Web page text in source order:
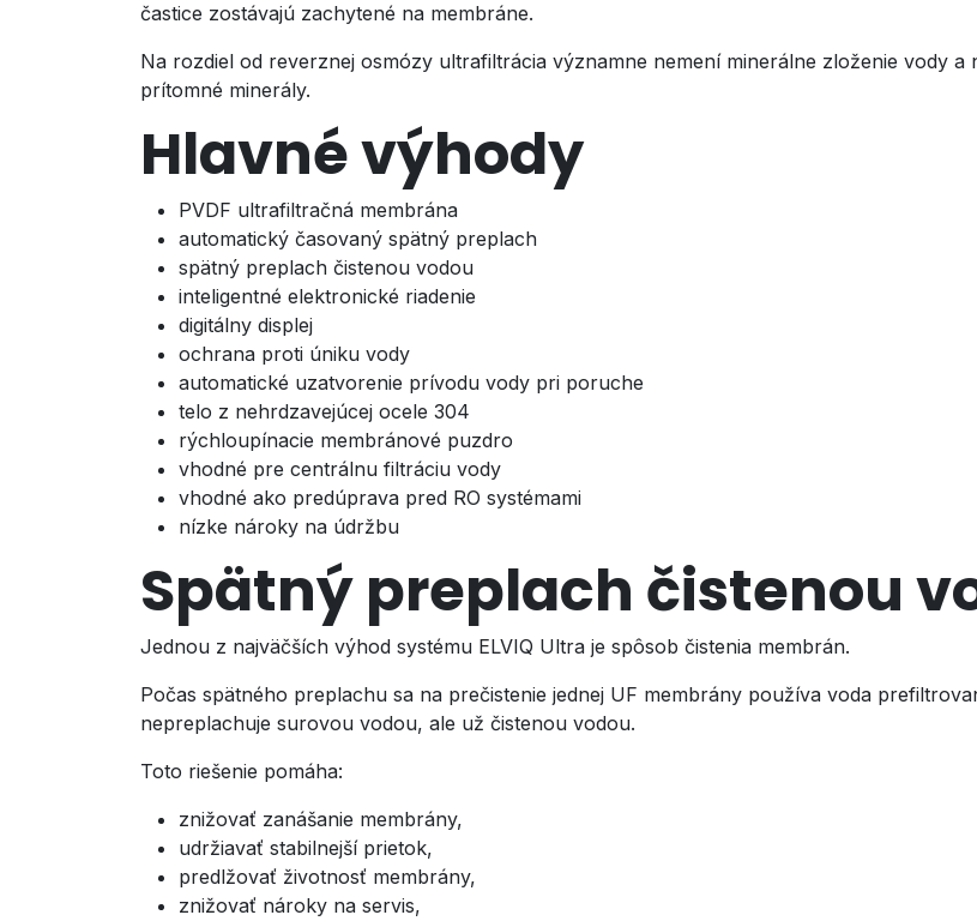
častice zostávajú zachytené na membráne.
Na rozdiel od reverznej osmózy ultrafiltrácia významne nemení minerálne zloženie vody a
prítomné minerály.
Hlavné výhody
PVDF ultrafiltračná membrána
automatický časovaný spätný preplach
spätný preplach čistenou vodou
inteligentné elektronické riadenie
digitálny displej
ochrana proti úniku vody
automatické uzatvorenie prívodu vody pri poruche
telo z nehrdzavejúcej ocele 304
rýchloupínacie membránové puzdro
vhodné pre centrálnu filtráciu vody
vhodné ako predúprava pred RO systémami
nízke nároky na údržbu
Spätný preplach čistenou
Jednou z najväčších výhod systému ELVIQ Ultra je spôsob čistenia membrán.
Počas spätného preplachu sa na prečistenie jednej UF membrány používa voda
nepreplachuje surovou vodou, ale už čistenou vodou.
Toto riešenie pomáha:
znižovať zanášanie membrány,
udržiavať stabilnejší prietok,
predlžovať životnosť membrány,
znižovať nároky na servis,